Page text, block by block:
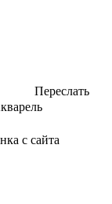
с сайта
Переслать